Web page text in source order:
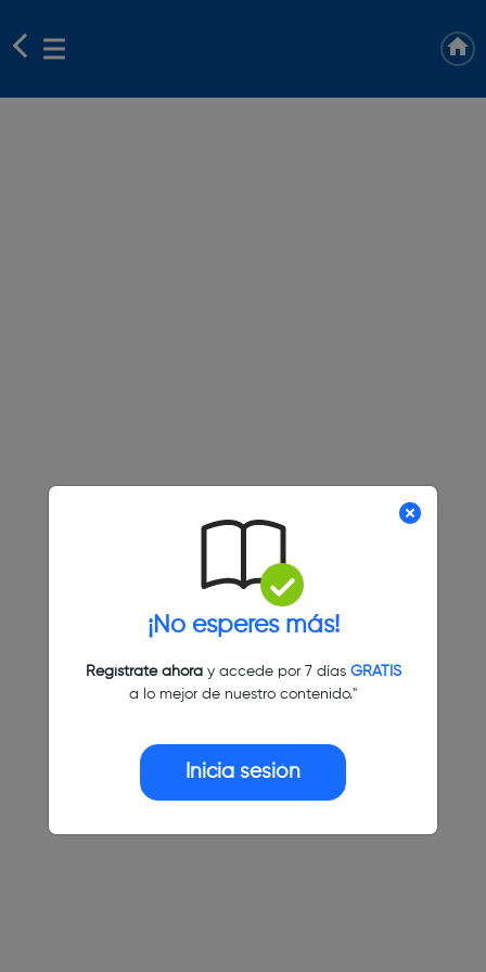
¡No esperes más!
Regístrate ahoray accede por 7 días GRATIS
a lo mejor de nuestro contenido."
Inicia sesión